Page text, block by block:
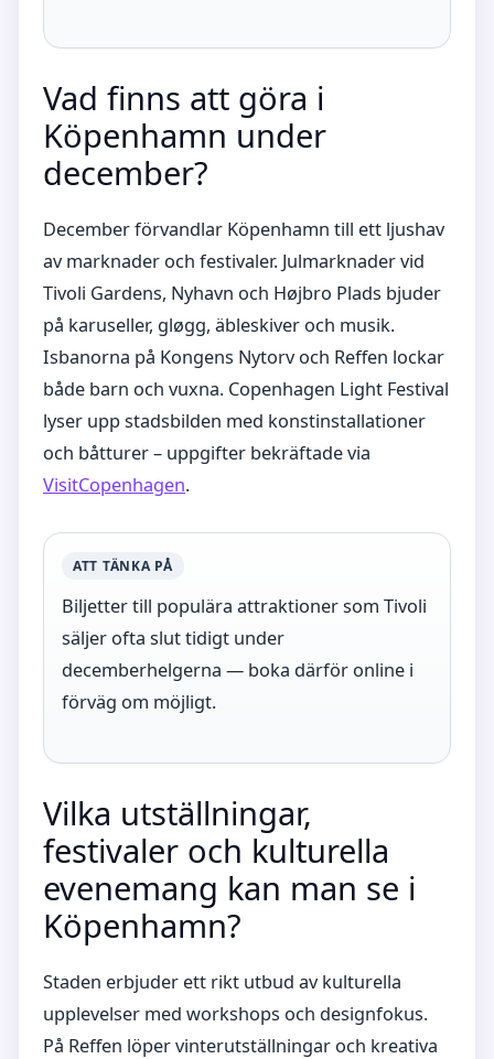
Vad finns att göra i
Köpenhamn under
december?
December förvandlar Köpenhamn till ett ljushav
av marknader och festivaler. Julmarknader vid
Tivoli Gardens, Nyhavn och Højbro Plads bjuder
på karuseller, gløgg, äbleskiver och musik.
Isbanorna på Kongens Nytorv och Reffen lockar
både barn och vuxna. Copenhagen Light Festival
lyser upp stadsbilden med konstinstallationer
och båtturer – uppgifter bekräftade via
VisitCopenhagen.
ATT TÄNKA PÅ
Biljetter till populära attraktioner som Tivoli
säljer ofta slut tidigt under
decemberhelgerna — boka därför online i
förväg om möjligt.
Vilka utställningar,
festivaler och kulturella
evenemang kan man se i
Köpenhamn?
Staden erbjuder ett rikt utbud av kulturella
upplevelser med workshops och designfokus.
På Reffen löper vinterutställningar och kreativa